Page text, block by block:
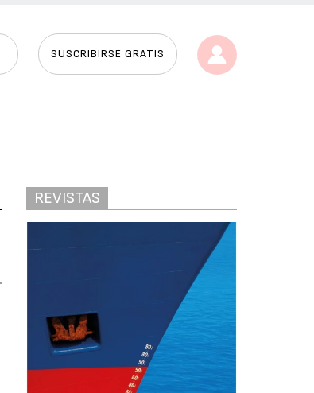
SUSCRIBIRSE GRATIS
REVISTAS